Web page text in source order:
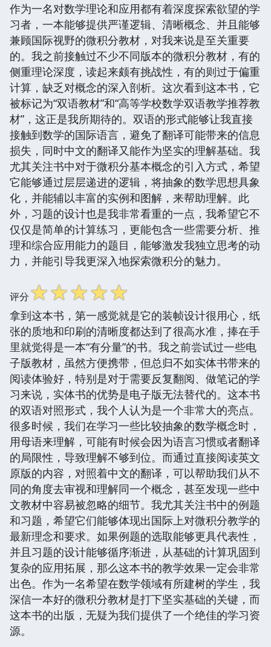
作为一名对数学理论和应用都有着深度探索欲望的学
习者，一本能够提供严谨逻辑、清晰概念、并且能够
兼顾国际视野的微积分教材，对我来说是至关重要
的。我之前接触过不少不同版本的微积分教材，有的
侧重理论深度，读起来颇有挑战性，有的则过于偏重
计算，缺乏对概念的深入剖析。这次看到这本书，它
被标记为“双语教材”和“高等学校数学双语教学推荐教
材”，这正是我所期待的。双语的形式能够让我直接
接触到数学的国际语言，避免了翻译可能带来的信息
损失，同时中文的翻译又能作为坚实的理解基础。我
尤其关注书中对于微积分基本概念的引入方式，希望
它能够通过层层递进的逻辑，将抽象的数学思想具象
化，并能辅以丰富的实例和图解，来帮助理解。此
外，习题的设计也是我非常看重的一点，我希望它不
仅仅是简单的计算练习，更能包含一些需要分析、推
理和综合应用能力的题目，能够激发我独立思考的动
力，并能引导我更深入地探索微积分的魅力。
评分☆☆☆☆☆
拿到这本书，第一感觉就是它的装帧设计很用心，纸
张的质地和印刷的清晰度都达到了很高水准，捧在手
里就觉得是一本“有分量”的书。我之前尝试过一些电
子版教材，虽然方便携带，但总归不如实体书带来的
阅读体验好，特别是对于需要反复翻阅、做笔记的学
习来说，实体书的优势是电子版无法替代的。这本书
的双语对照形式，我个人认为是一个非常大的亮点。
很多时候，我们在学习一些比较抽象的数学概念时，
用母语来理解，可能有时候会因为语言习惯或者翻译
的局限性，导致理解不够到位。而通过直接阅读英文
原版的内容，对照着中文的翻译，可以帮助我们从不
同的角度去审视和理解同一个概念，甚至发现一些中
文教材中容易被忽略的细节。我尤其关注书中的例题
和习题，希望它们能够体现出国际上对微积分教学的
最新理念和要求。如果例题的选取能够更具代表性，
并且习题的设计能够循序渐进，从基础的计算巩固到
复杂的应用拓展，那么这本书的教学效果一定会非常
出色。作为一名希望在数学领域有所建树的学生，我
深信一本好的微积分教材是打下坚实基础的关键，而
这本书的出版，无疑为我们提供了一个绝佳的学习资
源。